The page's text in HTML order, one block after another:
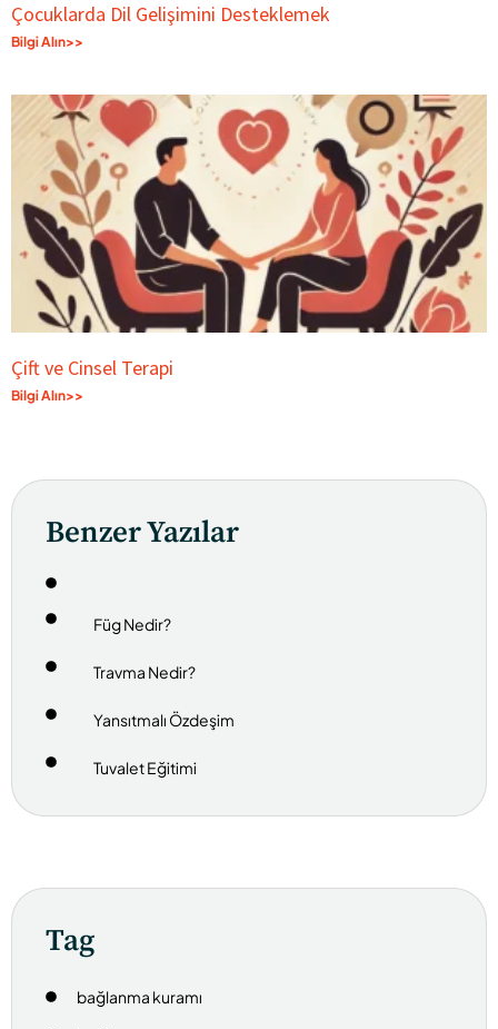
Çocuklarda Dil Gelişimini Desteklemek
Bilgi Alın>>
Çift ve Cinsel Terapi
Bilgi Alın>>
Benzer Yazılar
Füg Nedir?
Travma Nedir?
Yansıtmalı Özdeşim
Tuvalet Eğitimi
Tag
bağlanma kuramı